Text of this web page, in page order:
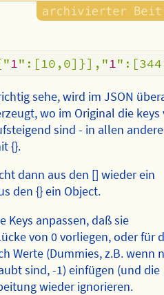
1":[10,0]}],"1
sehe, wird im JSON
wo im Original die keys
sind - in allen
{}.
dann aus den [] wieder ein
den {} ein Object.
Keys anpassen, daß sie
von 0 vorliegen, oder für
Werte (Dummies, z.B. wenn
sind, -1) einfügen (und die
wieder ignorieren.